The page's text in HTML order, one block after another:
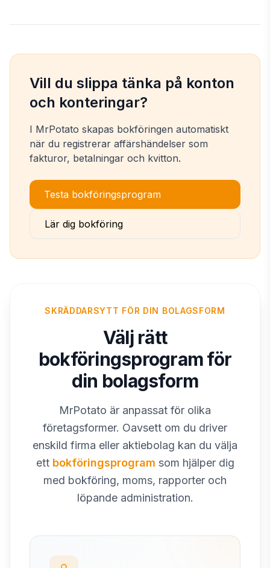
Vill du slippa tänka på konton
och konteringar?
I MrPotato skapas bokföringen automatiskt
när du registrerar affärshändelser som
fakturor, betalningar och kvitton.
Testa bokföringsprogram
Lär dig bokföring
SKRÄDDARSYTT FÖR DIN BOLAGSFORM
Välj rätt
bokföringsprogram för
din bolagsform
MrPotato är anpassat för olika
företagsformer. Oavsett om du driver
enskild firma eller aktiebolag kan du välja
ett bokföringsprogram som hjälper dig
med bokföring, moms, rapporter och
löpande administration.